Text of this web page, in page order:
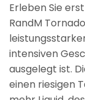
Erleben Sie
RandM
intensiven
ausgelegt ist.
einen riesigen